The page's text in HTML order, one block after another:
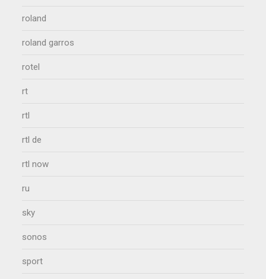
roland
roland garros
rotel
rt
rtl
rtl de
rtl now
ru
sky
sonos
sport